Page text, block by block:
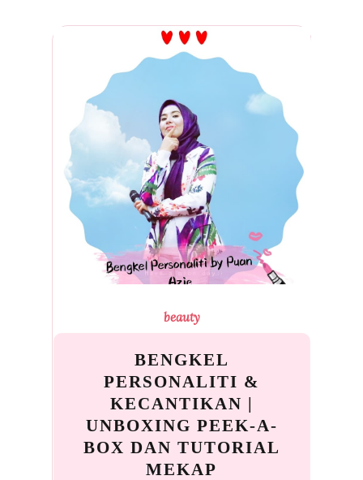
beauty
BENGKEL
PERSONALITI &
KECANTIKAN |
UNBOXING PEEK-A-
BOX DAN TUTORIAL
MEKAP